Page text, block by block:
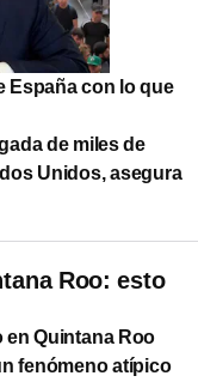
España con lo que
de miles de
Unidos, asegura
Roo: esto
en Quintana Roo
fenómeno atípico